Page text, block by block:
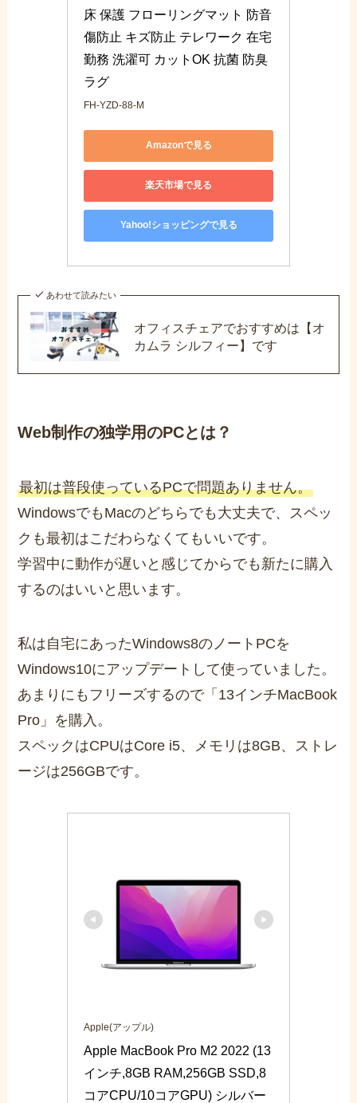
床 保護 フローリングマット 防音
傷防止 キズ防止 テレワーク 在宅
勤務 洗濯可 カットOK 抗菌 防臭
ラグ
FH-YZD-88-M
Amazonで見る
楽天市場で見る
Yahoo!ショッピングで見る
あわせて読みたい
オフィスチェアでおすすめは【オ
カムラ シルフィー】です
Web制作の独学用のPCとは？
最初は普段使っているPCで問題ありません。
WindowsでもMacのどちらでも大丈夫で、スペッ
クも最初はこだわらなくてもいいです。
学習中に動作が遅いと感じてからでも新たに購入
するのはいいと思います。
私は自宅にあったWindows8のノートPCを
Windows10にアップデートして使っていました。
あまりにもフリーズするので「 13インチMacBook
Pro」を購入。
スペックはCPUはCore i5、メモリは8GB、ストレ
ージは256GBです。
Apple(アップル)
Apple MacBook Pro M2 2022 (13
インチ,8GB RAM,256GB SSD,8
コアCPU/10コアGPU) シルバー